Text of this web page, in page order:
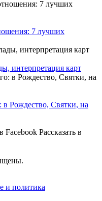
7 лучших
интерпретация карт
в Рождество, Святки, на
Facebook Рассказать в
и политика